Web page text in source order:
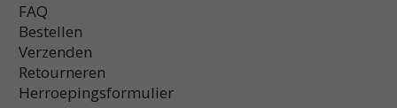
FAQ
Bestellen
Verzenden
Retourneren
Herroepingsformulier